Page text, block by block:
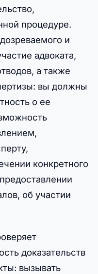
процедуре.
и
адвоката,
а также
вы должны
о ее
конкретного
об участии
доказательств
вызывать